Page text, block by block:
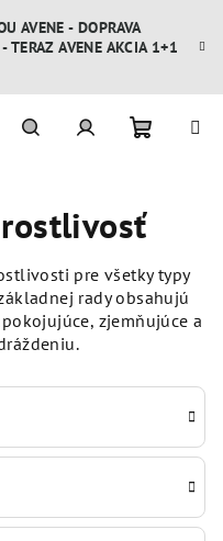
AVENE - DOPRAVA
TERAZ AVENE AKCIA 1+1
košík
pre všetky typy
rady obsahujú
zjemňujúce a